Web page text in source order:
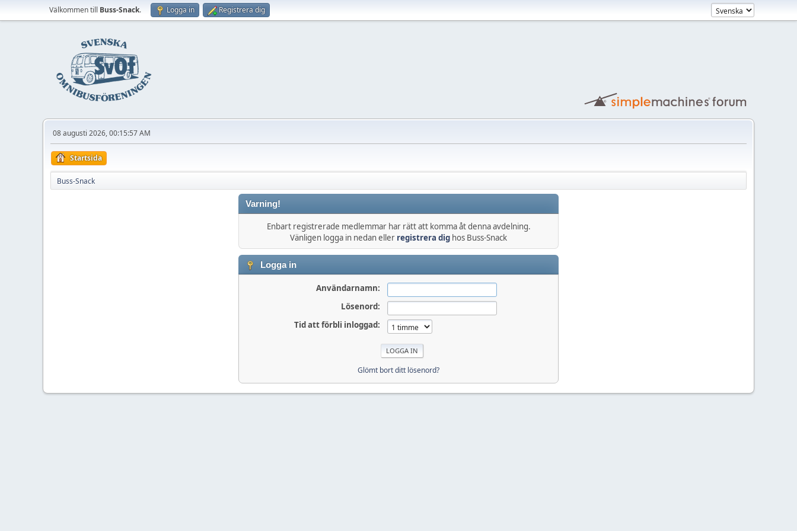
Välkommen till Buss-Snack. Logga in Registrera dig
08 augusti 2026, 00:15:57 AM
Startsida
Buss-Snack
Varning!
Enbart registrerade medlemmar har rätt att komma åt denna avdelning.
Vänligen logga in nedan eller registrera dig hos Buss-Snack
Logga in
Användarnamn:
Lösenord:
Tid att förbli inloggad:
Glömt bort ditt lösenord?